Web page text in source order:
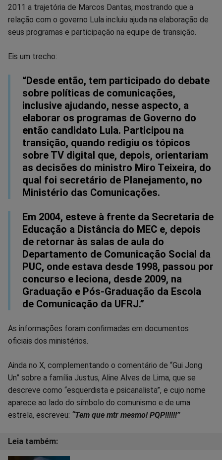
2011 a trajetória de Marcos Dantas, mostrando que a
relação com o governo Lula incluiu ajuda na elaboração de
seus programas e participação na equipe de transição.
Eis um trecho:
“Desde então, tem participado do debate
sobre políticas de comunicações,
inclusive ajudando, nesse aspecto, a
elaborar os programas de Governo do
então candidato Lula. Participou na
transição, quando redigiu os tópicos
sobre TV digital que, depois, orientariam
as decisões do ministro Miro Teixeira, do
qual foi secretário de Planejamento, no
Ministério das Comunicações.
Em 2004, esteve à frente da Secretaria de
Educação a Distância do MEC e, depois
de retornar às salas de aula do
Departamento de Comunicação Social da
PUC, onde estava desde 1998, passou por
concurso e leciona, desde 2009, na
Graduação e Pós-Graduação da Escola
de Comunicação da UFRJ.”
As informações foram confirmadas em documentos
oficiais dos ministérios.
Ainda no X, complementando o comentário de “Gui Jong
Un” sobre a família Justus, Aline Alves de Lima, que se
descreve como “esquerdista e psicanalista”, e cujo nome
aparece ao lado do símbolo do comunismo e de uma
estrela, escreveu: “Tem que mtr mesmo! PQP!!!!!!”